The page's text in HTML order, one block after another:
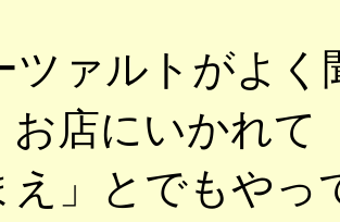
ツァルトがよく
お店にいかれて
え」とでもやっ